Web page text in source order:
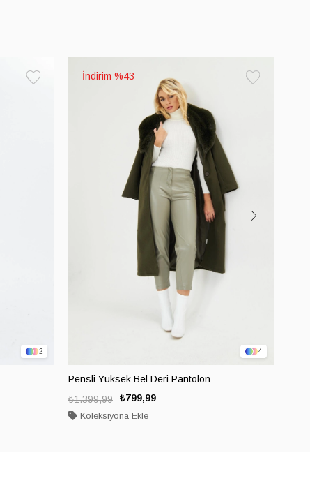
2 4
Pensli Yüksek Bel Deri Pantolon
₺799,99
₺1.399,99
Koleksiyona Ekle
%43